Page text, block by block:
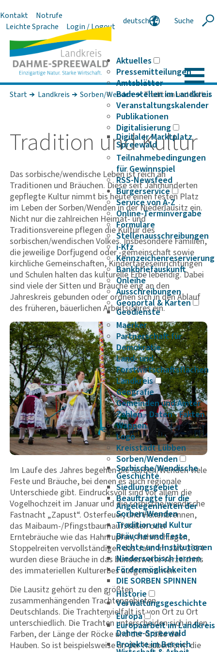
Kontakt
Notrufe
Leichte Sprache
Login / Logout
deutsch
Suche
Aktuelles
Pressemitteilungen
Amtsblätter
Badestellen im Landkreis
Veranstaltungskalender
Publikationen
Digitalisierung
Digitaler Marktplatz
Spreewald
Teilnahmebedingungen
für Gewinnspiel
RSS-Newsfeed
Bürgerservice
Service von A-Z
Online-Terminvergabe
Formulare
Stellenausschreibungen
i-Kfz
Kennzeichenreservierung
Bankbriefauskunft
Onleihe
Ausschreibungen
Geoportal & Karten
Geodienste
Maerker
Partnerschaft für
Demokratie
Land- und
Forstwirtschaftsflächen
Landkreis
Geografie
Gemeinden und Ämter
Zahlen - Daten - Fakten
Wappen
Logo
Kreisstadt Lübben
Sorben/Wenden
Sorbische/Wendische
Geschichte
Siedlungsgebiet
Beauftragte für die
Angelegenheiten der
Sorben/Wenden
Tradition und Kultur
Bräuche und Feste
Rechte und Institutionen
Niedersorbisch lernen
Fördermöglichkeiten
DIE SORBEN SPINNEN
Historie
Verwaltungsgeschichte
Europa
Europaarbeit im Landkreis
Dahme-Spreewald
Projekte im Bereich
Start Landkreis Sorben/Wenden Tradition und Kultur
Tradi­tion und Kultur
Das sorbische/wendische Leben ist reich an
Traditionen und Bräuchen. Diese seit Jahrhunderten
gepflegte Kultur nimmt bis heute einen festen Platz
im Leben der Sorben/Wenden in der Niederlausitz ein.
Nicht nur die zahlreichen Heimat- und
Traditionsvereine pflegen die Kultur des
sorbischen/wendischen Volkes. Insbesondere Familien,
die jeweilige Dorfjugend oder -gemeinschaft sowie
kirchliche Gemeinschaften, Kindertageseinrichtungen
und Schulen halten das kulturelle Erbe lebendig. Dabei
sind viele der Sitten und Bräuche eng an den
Jahreskreis gebunden oder ordnen sich in den Ablauf
des früheren, bäuerlichen Arbeitsjahres ein.
Im Laufe des Jahres begehen die Sorben/Wenden viele
Feste und Bräuche, bei denen es auch regionale
Unterschiede gibt. Eindrucksvoll sind vor allem die
Vogelhochzeit im Januar und die sorbische/wendische
Fastnacht „Zapust“. Osterfeuer, und Hexenbrennen,
das Maibaum-/Pfingstbaumaufstellen oder
Erntebräuche wie das Hahnrupfen, Hahnschlagen,
Stoppelreiten vervollständigen das Jahr. Im Jahr 2014
wurden diese Bräuche in das bundesweite Verzeichnis
des immateriellen Kulturerbes aufgenommen.
Die Lausitz gehört zu den größten
zusammenhängenden Trachtengebieten
Deutschlands. Die Trachtenvielfalt ist von Ort zu Ort
unterschiedlich. Die Trachten unterscheiden sich in den
Farben, der Länge der Röcke und der Größe der
Hauben. So ist beispielsweise an der Haubenform die